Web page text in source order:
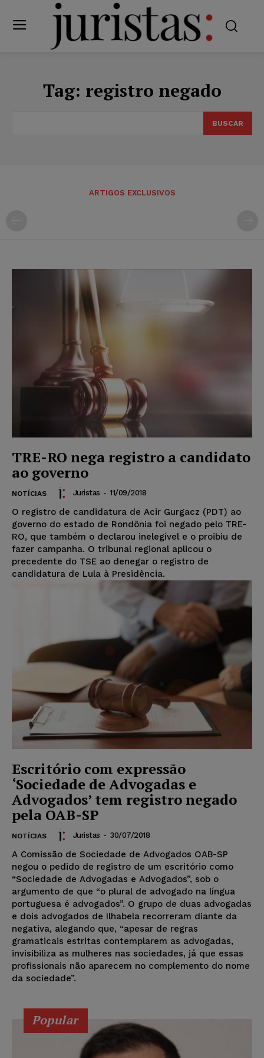
Tag: registro negado
BUSCAR
ARTIGOS EXCLUSIVOS
TRE-RO nega registro a candidato
ao governo
NOTÍCIAS Juristas - 11/09/2018
O registro de candidatura de Acir Gurgacz (PDT) ao
governo do estado de Rondônia foi negado pelo TRE-
RO, que também o declarou inelegível e o proibiu de
fazer campanha. O tribunal regional aplicou o
precedente do TSE ao denegar o registro de
candidatura de Lula à Presidência.
Escritório com expressão
‘Sociedade de Advogadas e
Advogados’ tem registro negado
pela OAB-SP
NOTÍCIAS Juristas - 30/07/2018
A Comissão de Sociedade de Advogados OAB-SP
negou o pedido de registro de um escritório como
“Sociedade de Advogadas e Advogados”, sob o
argumento de que “o plural de advogado na língua
portuguesa é advogados”. O grupo de duas advogadas
e dois advogados de Ilhabela recorreram diante da
negativa, alegando que, “apesar de regras
gramaticais estritas contemplarem as advogadas,
invisibiliza as mulheres nas sociedades, já que essas
profissionais não aparecem no complemento do nome
da sociedade”.
Popular